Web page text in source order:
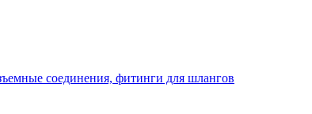
соединения, фитинги для шлангов